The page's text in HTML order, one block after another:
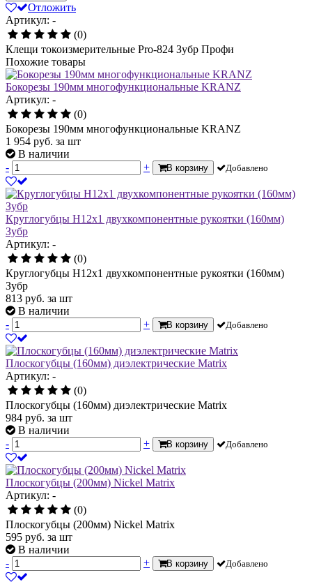
Отложить
Артикул: -
(0)
Клещи токоизмерительные Pro-824 Зубр Профи
Похожие товары
Бокорезы 190мм многофункциональные KRANZ
Артикул: -
(0)
Бокорезы 190мм многофункциональные KRANZ
1 954 руб. за шт
В наличии
-
+ В корзину Добавлено
Круглогубцы Н12х1 двухкомпонентные рукоятки (160мм)
Зубр
Артикул: -
(0)
Круглогубцы Н12х1 двухкомпонентные рукоятки (160мм)
Зубр
813 руб. за шт
В наличии
-
+ В корзину Добавлено
Плоскогубцы (160мм) диэлектрические Matrix
Артикул: -
(0)
Плоскогубцы (160мм) диэлектрические Matrix
984 руб. за шт
В наличии
-
+ В корзину Добавлено
Плоскогубцы (200мм) Nickel Matrix
Артикул: -
(0)
Плоскогубцы (200мм) Nickel Matrix
595 руб. за шт
В наличии
-
+ В корзину Добавлено